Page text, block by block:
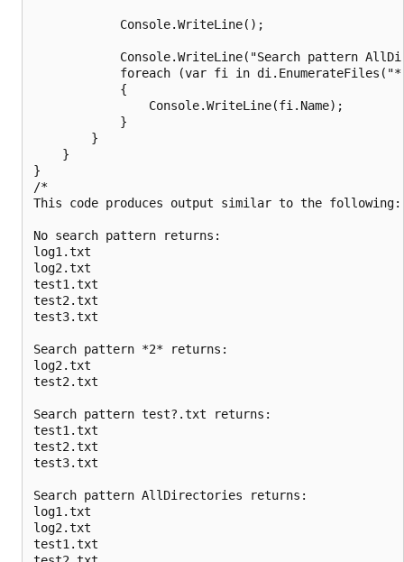
            Console.WriteLine();
Console.WriteLine("Search pattern
foreach (var fi in
            {
                Console.WriteLine(fi.Name);
            }
        }
    }
}
/*
This code produces output similar to the following:
No search pattern returns:
log1.txt
log2.txt
test1.txt
test2.txt
test3.txt
Search pattern *2* returns:
log2.txt
test2.txt
Search pattern test?.txt returns:
test1.txt
test2.txt
test3.txt
Search pattern AllDirectories returns:
log1.txt
log2.txt
test1.txt